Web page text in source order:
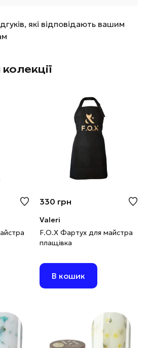
які відповідають вашим
330 грн
Valeri
F.O.X Фартух для майстра
плащівка
В кошик